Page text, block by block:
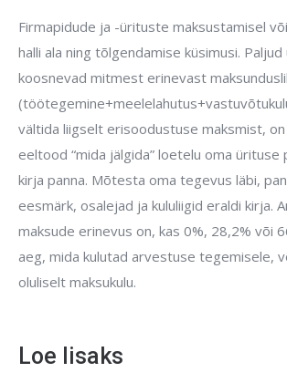
Firmapidude ja -ürituste maksustamisel
halli ala ning tõlgendamise küsimusi.
koosnevad mitmest erinevast
vältida liigselt erisoodustuse maksmist,
eeltood “mida jälgida” loetelu oma ürituse
kirja panna. Mõtesta oma tegevus läbi,
eesmärk, osalejad ja kululiigid eraldi kirja.
maksude erinevus on, kas 0%, 28,2% või
aeg, mida kulutad arvestuse tegemisele,
oluliselt maksukulu.
Loe lisaks